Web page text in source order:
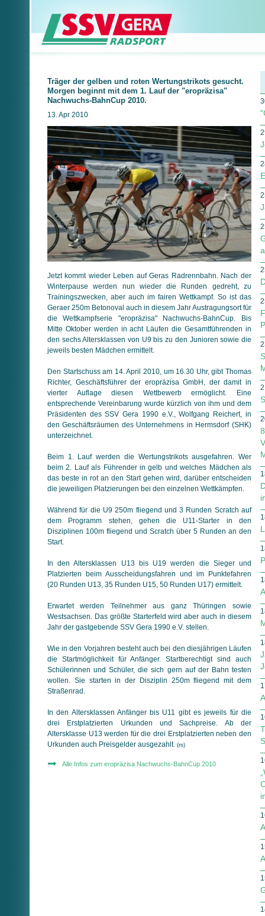
Träger der gelben und roten Wertungstrikots gesucht.
Morgen beginnt mit dem 1. Lauf der "eropräzisa"
Nachwuchs-BahnCup 2010.
13. Apr 2010
Jetzt kommt wieder Leben auf Geras Radrennbahn. Nach der
Winterpause werden nun wieder die Runden gedreht, zu
Trainingszwecken, aber auch im fairen Wettkampf. So ist das
Geraer 250m Betonoval auch in diesem Jahr Austragungsort für
die Wettkampfserie "eropräzisa" Nachwuchs-BahnCup. Bis
Mitte Oktober werden in acht Läufen die Gesamtführenden in
den sechs Altersklassen von U9 bis zu den Junioren sowie die
jeweils besten Mädchen ermittelt.
Den Startschuss am 14. April 2010, um 16.30 Uhr, gibt Thomas
Richter, Geschäftsführer der eropräzisa GmbH, der damit in
vierter Auflage diesen Wettbewerb ermöglicht. Eine
entsprechende Vereinbarung wurde kürzlich von ihm und dem
Präsidenten des SSV Gera 1990 e.V., Wolfgang Reichert, in
den Geschäftsräumen des Unternehmens in Hermsdorf (SHK)
unterzeichnet.
Beim 1. Lauf werden die Wertungstrikots ausgefahren. Wer
beim 2. Lauf als Führender in gelb und welches Mädchen als
das beste in rot an den Start gehen wird, darüber entscheiden
die jeweiligen Platzierungen bei den einzelnen Wettkämpfen.
Während für die U9 250m fliegend und 3 Runden Scratch auf
dem Programm stehen, gehen die U11-Starter in den
Disziplinen 100m fliegend und Scratch über 5 Runden an den
Start.
In den Altersklassen U13 bis U19 werden die Sieger und
Platzierten beim Ausscheidungsfahren und im Punktefahren
(20 Runden U13, 35 Runden U15, 50 Runden U17) ermittelt.
Erwartet werden Teilnehmer aus ganz Thüringen sowie
Westsachsen. Das größte Starterfeld wird aber auch in diesem
Jahr der gastgebende SSV Gera 1990 e.V. stellen.
Wie in den Vorjahren besteht auch bei den diesjährigen Läufen
die Startmöglichkeit für Anfänger. Startberechtigt sind auch
Schülerinnen und Schüler, die sich gern auf der Bahn testen
wollen. Sie starten in der Disziplin 250m fliegend mit dem
Straßenrad.
In den Altersklassen Anfänger bis U11 gibt es jeweils für die
drei Erstplatzierten Urkunden und Sachpreise. Ab der
Altersklasse U13 werden für die drei Erstplatzierten neben den
Urkunden auch Preisgelder ausgezahlt. (rs)
Alle Infos zum eropräzisa Nachwuchs-BahnCup 2010